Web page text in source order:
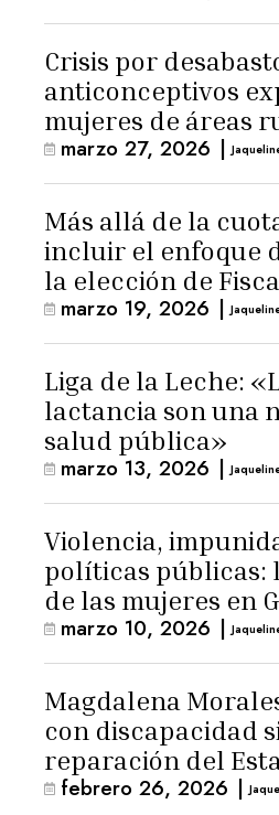
Crisis por
anticonceptivos
mujeres de áreas
marzo 27, 2026 |
Más allá de la
incluir el enfoque
la elección de
marzo 19, 2026 |
Liga de la Leche:
lactancia son una
salud pública»
marzo 13, 2026 |
Violencia,
políticas públicas:
de las mujeres en
marzo 10, 2026 |
Magdalena
con discapacidad
reparación del
febrero 26, 2026 |